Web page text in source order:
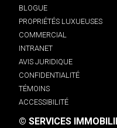
BLOGUE
PROPRIÉTÉS LUXUEUSES
COMMERCIAL
INTRANET
AVIS JURIDIQUE
CONFIDENTIALITÉ
TÉMOINS
ACCESSIBILITÉ
© SERVICES